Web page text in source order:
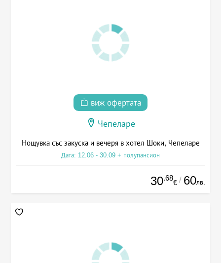
виж офертата
Чепеларе
Нощувка със закуска и вечеря в хотел Шоки, Чепеларе
Дата: 12.06 - 30.09 + полупансион
30.68
€ / 60лв.